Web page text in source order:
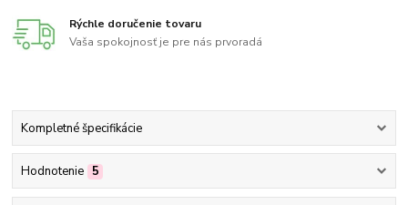
Rýchle doručenie tovaru
Vaša spokojnosť je pre nás prvoradá
Kompletné špecifikácie
Hodnotenie 5